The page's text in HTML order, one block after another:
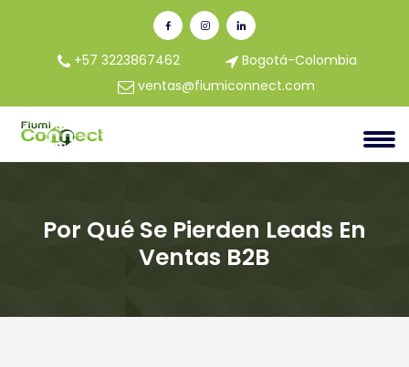
+57 3223867462
Bogotá-Colombia
ventas@fiumiconnect.com
Por Qué Se Pierden Leads En
Ventas B2B